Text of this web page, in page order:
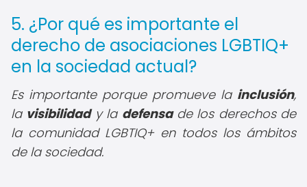
5. ¿Por qué es importante el
derecho de asociaciones LGBTIQ+
en la sociedad actual?
Es importante porque promueve la inclusión,
la visibilidady la defensade los derechos de
la comunidad LGBTIQ+ en todos los ámbitos
de la sociedad.